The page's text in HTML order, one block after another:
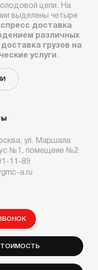
цепи. На
выделены четыре
доставка
различных
грузов на
услуги .
ул. Маршала
№1, помещеие №2
11-89
a.ru